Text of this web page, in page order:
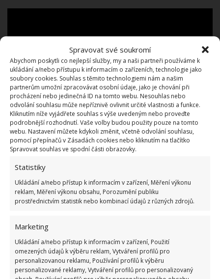
Spravovat své soukromí
Abychom poskytli co nejlepší služby, my a naši partneři používáme k
ukládání a/nebo přístupu k informacím o zařízeních, technologie jako
soubory cookies. Souhlas s těmito technologiemi nám a našim
partnerům umožní zpracovávat osobní údaje, jako je chování při
procházení nebo jedinečná ID na tomto webu. Nesouhlas nebo
odvolání souhlasu může nepříznivě ovlivnit určité vlastnosti a funkce.
Kliknutím níže vyjádřete souhlas s výše uvedeným nebo proveďte
podrobnější rozhodnutí. Vaše volby budou použity pouze na tomto
webu. Nastavení můžete kdykoli změnit, včetně odvolání souhlasu,
pomocí přepínačů v Zásadách cookies nebo kliknutím na tlačítko
Spravovat souhlas ve spodní části obrazovky.
Statistiky
Ukládání a/nebo přístup k informacím v zařízení, Měření výkonu
reklam, Měření výkonu obsahu, Porozumění publiku
prostřednictvím statistik nebo kombinací údajů z různých zdrojů.
Marketing
Ukládání a/nebo přístup k informacím v zařízení, Použití
omezených údajů k výběru reklam, Vytváření profilů pro
personalizovanou reklamu, Používání profilů k výběru
personalizované reklamy, Vytváření profilů pro personalizovaný
třech letech byli nuceni autobus trochu upravit.
Zatímco předchozí přestavba je vyšla na bezmála
700 000 Kč, tuto druhou zvládli již za necelých
340 000 Kč. Asinejvětší změnou bylo vytvoření